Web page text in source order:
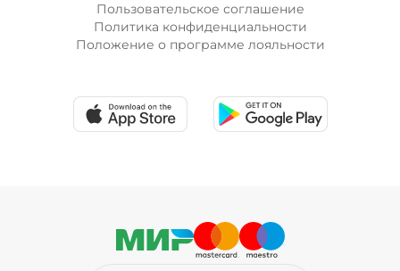
Пользовательское соглашение
Политика конфиденциальности
Положение о программе лояльности